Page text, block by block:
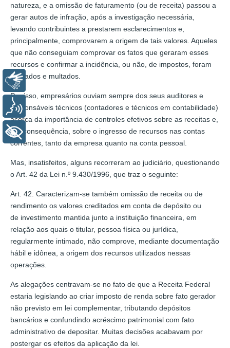
natureza, e a omissão de faturamento (ou de receita) passou a
gerar autos de infração, após a investigação necessária,
levando contribuintes a prestarem esclarecimentos e,
principalmente, comprovarem a origem de tais valores. Aqueles
que não conseguiam comprovar os fatos que geraram esses
recursos e confirmar a incidência, ou não, de impostos, foram
autuados e multados.
Por isso, empresários ouviam sempre dos seus auditores e
responsáveis técnicos (contadores e técnicos em contabilidade)
acerca da importância de controles efetivos sobre as receitas e,
por consequência, sobre o ingresso de recursos nas contas
correntes, tanto da empresa quanto na conta pessoal.
Mas, insatisfeitos, alguns recorreram ao judiciário, questionando
o Art. 42 da Lei n.º 9.430/1996, que traz o seguinte:
Art. 42. Caracterizam-se também omissão de receita ou de
rendimento os valores creditados em conta de depósito ou
de investimento mantida junto a instituição financeira, em
relação aos quais o titular, pessoa física ou jurídica,
regularmente intimado, não comprove, mediante documentação
hábil e idônea, a origem dos recursos utilizados nessas
operações.
As alegações centravam-se no fato de que a Receita Federal
estaria legislando ao criar imposto de renda sobre fato gerador
não previsto em lei complementar, tributando depósitos
bancários e confundindo acréscimo patrimonial com fato
administrativo de depositar. Muitas decisões acabavam por
postergar os efeitos da aplicação da lei.
Libras
Voz
+ Acessibilidade